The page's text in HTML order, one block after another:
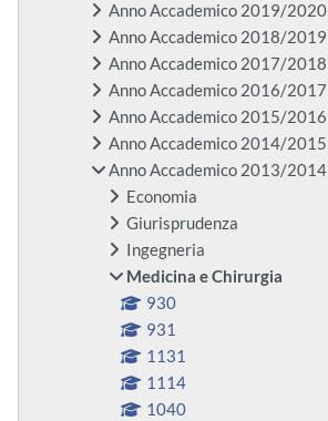
Anno Accademico 2019/2020
Anno Accademico 2018/2019
Anno Accademico 2017/2018
Anno Accademico 2016/2017
Anno Accademico 2015/2016
Anno Accademico 2014/2015
Anno Accademico 2013/2014
Economia
Giurisprudenza
Ingegneria
Medicina e Chirurgia
930
931
1131
1114
1040